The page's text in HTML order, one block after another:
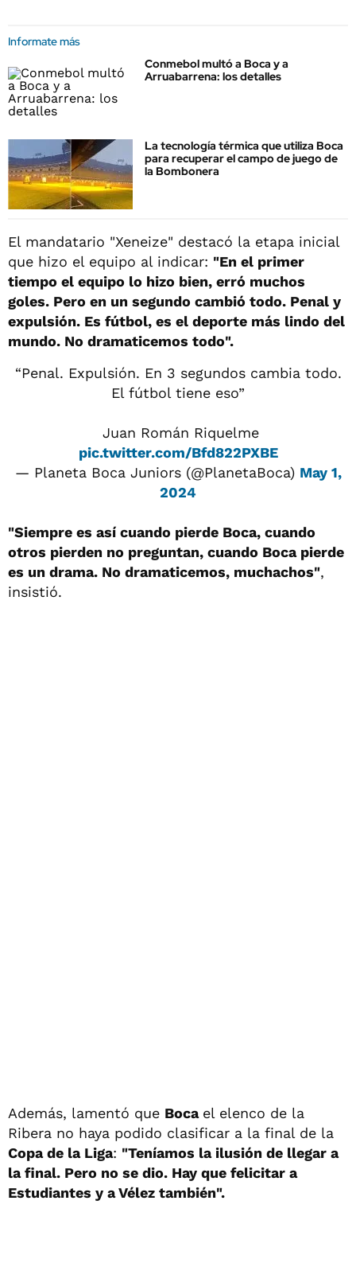
Informate más
Conmebol multó a Boca y a
Arruabarrena: los detalles
La tecnología térmica que utiliza Boca
para recuperar el campo de juego de
la Bombonera
El mandatario "Xeneize" destacó la etapa inicial
que hizo el equipo al indicar: "En el primer
tiempo el equipo lo hizo bien, erró muchos
goles. Pero en un segundo cambió todo. Penal y
expulsión. Es fútbol, es el deporte más lindo del
mundo. No dramaticemos todo".
“Penal. Expulsión. En 3 segundos cambia todo.
El fútbol tiene eso”
️ Juan Román Riquelme
pic.twitter.com/Bfd822PXBE
— Planeta Boca Juniors (@PlanetaBoca) May 1,
2024
"Siempre es así cuando pierde Boca, cuando
otros pierden no preguntan, cuando Boca pierde
es un drama. No dramaticemos, muchachos",
insistió.
Además, lamentó que Boca el elenco de la
Ribera no haya podido clasificar a la final de la
Copa de la Liga: "Teníamos la ilusión de llegar a
la final. Pero no se dio. Hay que felicitar a
Estudiantes y a Vélez también".